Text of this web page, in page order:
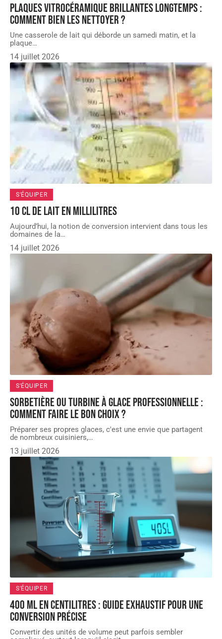
Plaques vitrocéramique brillantes longtemps :
comment bien les nettoyer ?
Une casserole de lait qui déborde un samedi matin, et la
plaque…
14 juillet 2026
S'ÉQUIPER
10 cl de lait en millilitres
Aujourd’hui, la notion de conversion intervient dans tous les
domaines de la…
14 juillet 2026
S'ÉQUIPER
Sorbetière ou turbine à glace professionnelle :
comment faire le bon choix ?
Préparer ses propres glaces, c'est une envie que partagent
de nombreux cuisiniers,…
13 juillet 2026
S'ÉQUIPER
400 mL en centilitres : guide exhaustif pour une
conversion précise
Convertir des unités de volume peut parfois sembler